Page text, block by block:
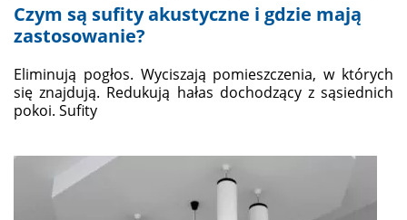
Czym są sufity akustyczne i gdzie mają
zastosowanie?
Eliminują pogłos. Wyciszają pomieszczenia, w których
się znajdują. Redukują hałas dochodzący z sąsiednich
pokoi. Sufity